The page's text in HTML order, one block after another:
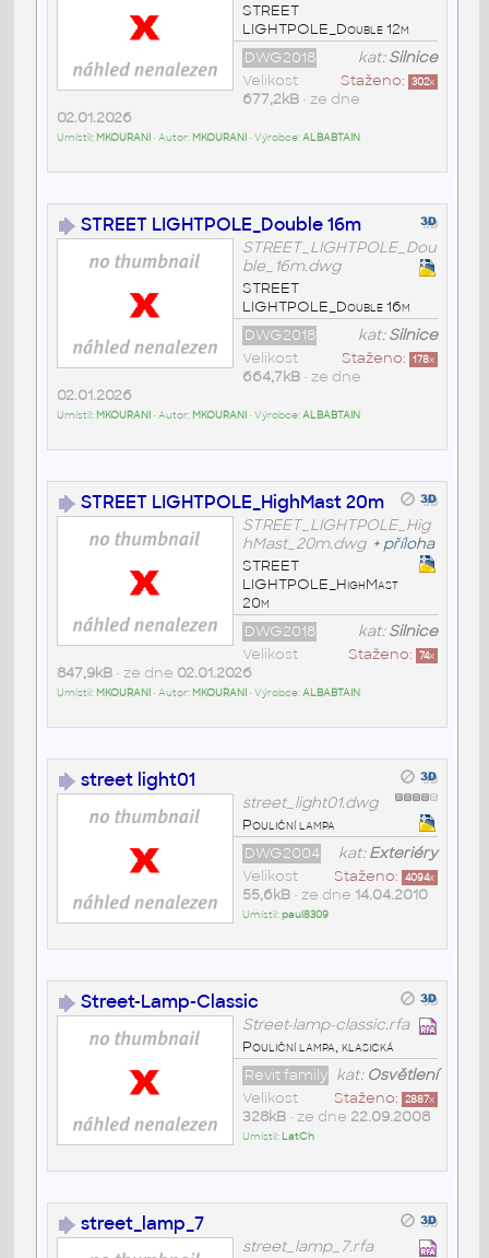
STREET
LIGHTPOLE_Double 12m
kat:Silnice
DWG2018
Staženo: 302x
Velikost
677,2kB• ze dne
02.01.2026
Umístil: MKOURANI • Autor: MKOURANI • Výrobce:ALBABTAIN
STREET LIGHTPOLE_Double 16m
STREET_LIGHTPOLE_Dou
ble_16m.dwg
STREET
LIGHTPOLE_Double 16m
kat:Silnice
DWG2018
Staženo: 178x
Velikost
664,7kB• ze dne
02.01.2026
Umístil: MKOURANI • Autor: MKOURANI • Výrobce:ALBABTAIN
STREET LIGHTPOLE_HighMast 20m
STREET_LIGHTPOLE_Hig
hMast_20m.dwg + příloha
STREET
LIGHTPOLE_HighMast
20m
kat:Silnice
DWG2018
Staženo: 74x
Velikost
847,9kB• ze dne 02.01.2026
Umístil: MKOURANI • Autor: MKOURANI • Výrobce:ALBABTAIN
street light01
street_light01.dwg
Pouliční lampa
kat:Exteriéry
DWG2004
Staženo: 4094x
Velikost
55,6kB• ze dne 14.04.2010
Umístil:paul8309
Street-Lamp-Classic
Street-lamp-classic.rfa
Pouliční lampa, klasická
kat: Osvětlení
Revit family
Staženo: 2887x
Velikost
328kB• ze dne 22.09.2008
Umístil: LatCh
street_lamp_7
street_lamp_7.rfa